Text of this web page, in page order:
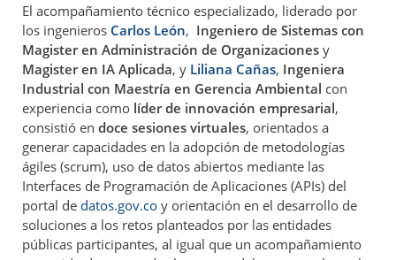
El acompañamiento técnico especializado, liderado por
los ingenieros Carlos León, Ingeniero de Sistemas con
Magister en Administración de Organizaciones y
Magister en IA Aplicada, y Liliana Cañas, Ingeniera
Industrial con Maestría en Gerencia Ambiental con
experiencia como líder de innovación empresarial,
consistió en doce sesiones virtuales, orientados a
generar capacidades en la adopción de metodologías
ágiles (scrum), uso de datos abiertos mediante las
Interfaces de Programación de Aplicaciones (APIs) del
portal de datos.gov.co y orientación en el desarrollo de
soluciones a los retos planteados por las entidades
públicas participantes, al igual que un acompañamiento